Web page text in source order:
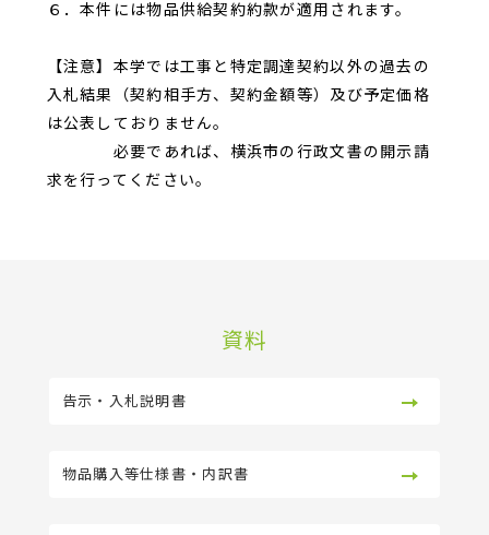
６．本件には物品供給契約約款が適用されます。
【注意】本学では工事と特定調達契約以外の過去の
入札結果（契約相手方、契約金額等）及び予定価格
は公表しておりません。
必要であれば、横浜市の行政文書の開示請
求を行ってください。
資料
告示・入札説明書
物品購入等仕様書・内訳書